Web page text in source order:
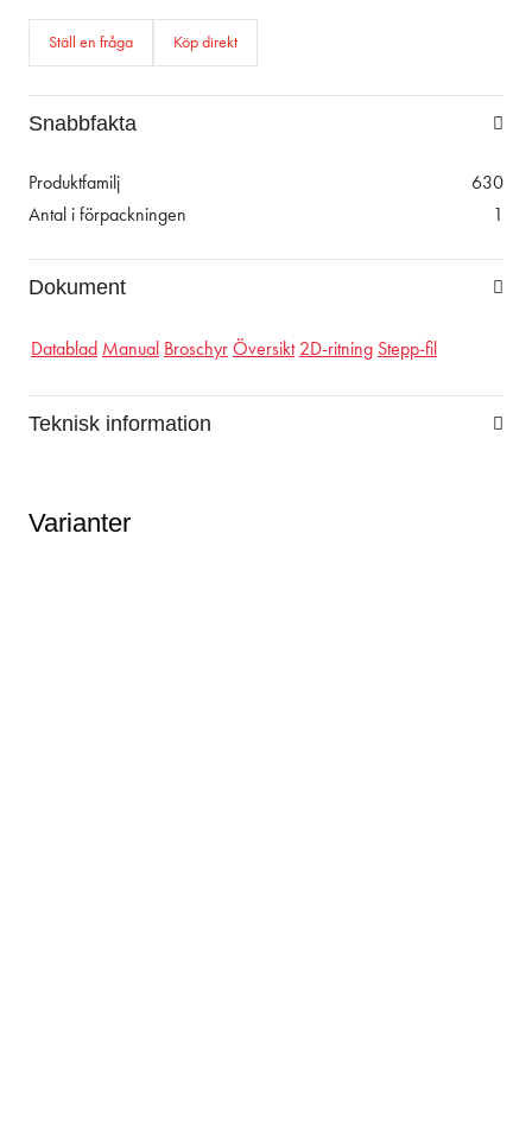
Ställ en fråga Köp direkt
Snabbfakta
Produktfamilj
630
Antal i förpackningen
1
Dokument
Datablad Manual Broschyr Översikt 2D-ritning Stepp-fil
Teknisk information
Varianter